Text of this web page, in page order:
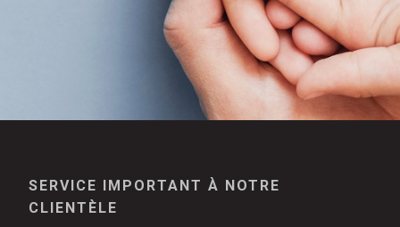
SERVICE IMPORTANT À NOTRE
CLIENTÈLE